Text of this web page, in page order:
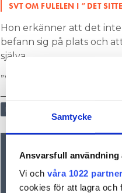
Samtycke
Ansvarsfull
Vi och våra 1022
cookies för att lagra och
SVT OM FULELEN I ”DET
Hon erkänner att det
befann sig på plats och
själva.
”Vi ska göra vad vi kan
Nyhetsbrev
Prenumerera på vårt
inkorgen